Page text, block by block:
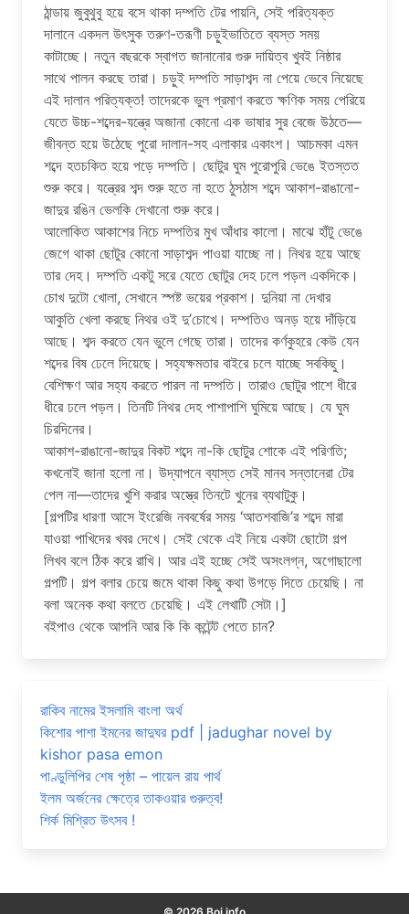
ঠান্ডায় জুবুথুবু হয়ে বসে থাকা দম্পতি টের পায়নি, সেই পরিত্যক্ত
দালানে একদল উৎসুক তরুণ-তরূণী চড়ুইভাতিতে ব্যস্ত সময়
কাটাচ্ছে। নতুন বছরকে স্বাগত জানানোর গুরু দায়িত্ব খুবই নিষ্ঠার
সাথে পালন করছে তারা। চড়ুই দম্পতি সাড়াশব্দ না পেয়ে ভেবে নিয়েছে
এই দালান পরিত্যক্ত! তাদেরকে ভুল প্রমাণ করতে ক্ষণিক সময় পেরিয়ে
যেতে উচ্চ-শব্দের-যন্ত্রে অজানা কোনো এক ভাষার সুর বেজে উঠতে—
জীবন্ত হয়ে উঠেছে পুরো দালান-সহ এলাকার একাংশ। আচমকা এমন
শব্দে হতচকিত হয়ে পড়ে দম্পতি। ছোটুর ঘুম পুরোপুরি ভেঙে ইতস্তত
শুরু করে। যন্ত্রের শব্দ শুরু হতে না হতে ঠুসঠাস শব্দে আকাশ-রাঙানো-
জাদুর রঙিন ভেলকি দেখানো শুরু করে।
আলোকিত আকাশের নিচে দম্পতির মুখ আঁধার কালো। মাঝে হাঁটু ভেঙে
জেগে থাকা ছোটুর কোনো সাড়াশব্দ পাওয়া যাচ্ছে না। নিথর হয়ে আছে
তার দেহ। দম্পতি একটু সরে যেতে ছোটুর দেহ ঢলে পড়ল একদিকে।
চোখ দুটো খোলা, সেখানে স্পষ্ট ভয়ের প্রকাশ। দুনিয়া না দেখার
আকুতি খেলা করছে নিথর ওই দু’চোখে। দম্পতিও অনড় হয়ে দাঁড়িয়ে
আছে। শব্দ করতে যেন ভুলে গেছে তারা। তাদের কর্ণকুহরে কেউ যেন
শব্দের বিষ ঢেলে দিয়েছে। সহ্যক্ষমতার বাইরে চলে যাচ্ছে সবকিছু।
বেশিক্ষণ আর সহ্য করতে পারল না দম্পতি। তারাও ছোটুর পাশে ধীরে
ধীরে ঢলে পড়ল। তিনটি নিথর দেহ পাশাপাশি ঘুমিয়ে আছে। যে ঘুম
চিরদিনের।
আকাশ-রাঙানো-জাদুর বিকট শব্দে না-কি ছোটুর শোকে এই পরিণতি;
কখনোই জানা হলো না। উদ্‌যাপনে ব্যাস্ত সেই মানব সন্তানেরা টের
পেল না—তাদের খুশি করার অস্ত্রে তিনটে খুনের ব্যথাটুকু।
[গল্পটির ধারণা আসে ইংরেজি নববর্ষের সময় ‘আতশবাজি’র শব্দে মারা
যাওয়া পাখিদের খবর দেখে। সেই থেকে এই নিয়ে একটা ছোটো গল্প
লিখব বলে ঠিক করে রাখি। আর এই হচ্ছে সেই অসংলগ্ন, অগোছালো
গল্পটি। গল্প বলার চেয়ে জমে থাকা কিছু কথা উগড়ে দিতে চেয়েছি। না
বলা অনেক কথা বলতে চেয়েছি। এই লেখাটি সেটা।]
বইপাও থেকে আপনি আর কি কি কন্টেন্ট পেতে চান?
রাকিব নামের ইসলামি বাংলা অর্থ
কিশোর পাশা ইমনের জাদুঘর pdf | jadughar novel by
kishor pasa emon
পাণ্ডুলিপির শেষ পৃষ্ঠা – পায়েল রায় পার্থ
ইলম অর্জনের ক্ষেত্রে তাকওয়ার গুরুত্ব!
শির্ক মিশ্রিত উৎসব !